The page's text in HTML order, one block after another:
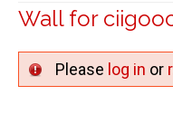
Wall for
Please log in or